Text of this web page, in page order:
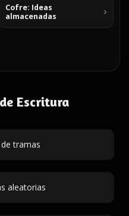
Cofre: Ideas
almacenadas
Escritura
tramas
aleatorias